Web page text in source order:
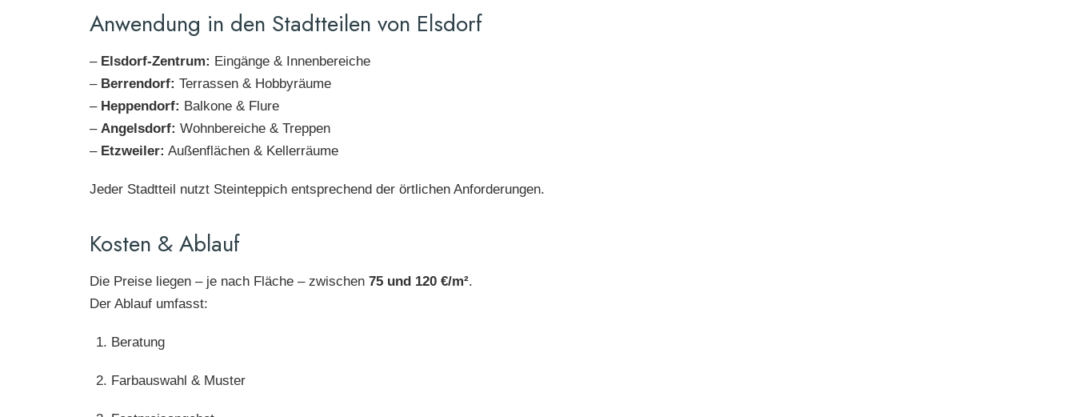
Anwendung in den Stadtteilen von Elsdorf
– Elsdorf-Zentrum: Eingänge & Innenbereiche
– Berrendorf: Terrassen & Hobbyräume
– Heppendorf: Balkone & Flure
– Angelsdorf: Wohnbereiche & Treppen
– Etzweiler: Außenflächen & Kellerräume
Jeder Stadtteil nutzt Steinteppich entsprechend der örtlichen Anforderungen.
Kosten & Ablauf
Die Preise liegen – je nach Fläche – zwischen 75 und 120 €/m².
Der Ablauf umfasst:
Beratung
Farbauswahl & Muster